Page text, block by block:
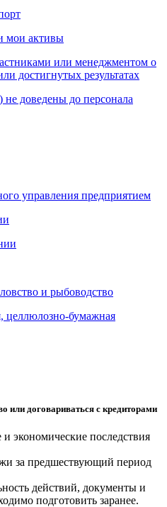
мои активы
или менеджментом о
достигнутых результатах
не доведены до персонала
управления предприятием
и рыбоводство
целлюлозно-бумажная
или договариваться с кредиторами
экономические последствия
за предшествующий период
действий, документы и
подготовить заранее.